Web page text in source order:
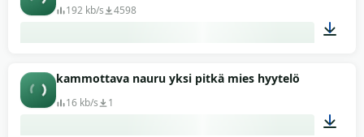
192 kb/s 4598
kammottava nauru yksi pitkä mies hyytelö
16 kb/s 1